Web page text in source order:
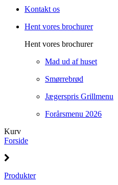
Kontakt os
Hent vores brochurer
Hent vores brochurer
Mad ud af huset
Smørrebrød
Jægerspris Grillmenu
Forårsmenu 2026
Kurv
Forside
Produkter